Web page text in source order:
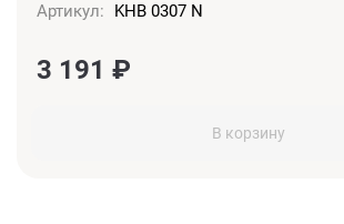
Артикул: KHB 0307 N
3 191 ₽
В корзину